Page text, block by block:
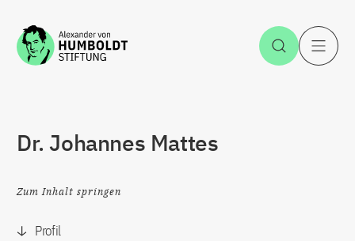
Zum Inhalt springen Suche
Dr. Johannes Mattes
Zum Inhalt springen
Profil